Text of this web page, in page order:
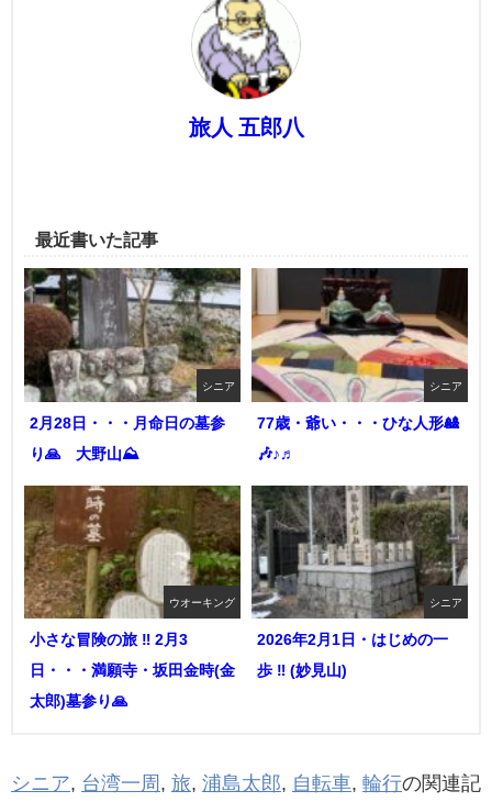
旅人 五郎八
最近書いた記事
シニア
2月28日・・・月命日の墓参
り🙏 大野山⛰️
シニア
77歳・爺い・・・ひな人形🎎
🎶♪♬
ウオーキング
小さな冒険の旅 ‼︎ 2月3
日・・・満願寺・坂田金時(金
太郎)墓参り🙏
シニア
2026年2月1日・はじめの一
歩 ‼︎ (妙見山)
シニア, 台湾一周 , 旅, 浦島太郎, 自転車, 輪行の関連記